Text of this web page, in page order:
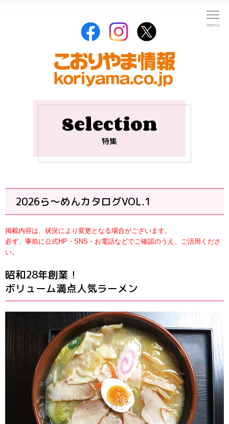
Selection
特集
2026ら〜めんカタログVOL.1
掲載内容は、状況により変更となる場合がございます。
必ず、事前に公式HP・SNS・お電話などでご確認のうえ、ご活用くださ
い。
昭和28年創業！
ボリューム満点人気ラーメン